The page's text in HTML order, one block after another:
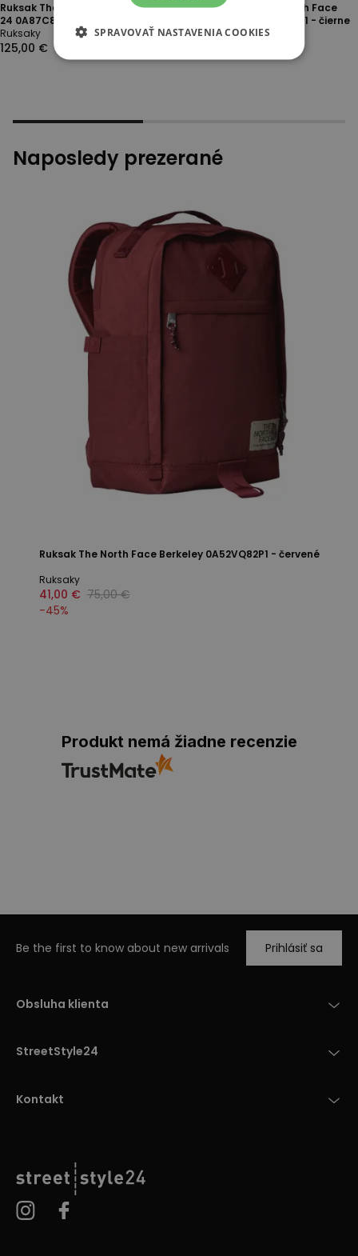
Ruksak The North Face Trail Lite
24 0A87C8ZGI1 - tmavomodré
Ruksaky
125,00 €
Ruksak unisex The North Face
Base Camp 0A8BK4BIA1 - čierne
Ruksaky
Naposledy prezerané
Ruksak The North Face Berkeley 0A52VQ82P1 - červené
Ruksaky
41,00 € 75,00 €
-45%
Produkt nemá žiadne recenzie
Be the first to know about new arrivals Prihlásiť sa
Obsluha klienta
StreetStyle24
Kontakt
SPRAVOVAŤ NASTAVENIA COOKIES